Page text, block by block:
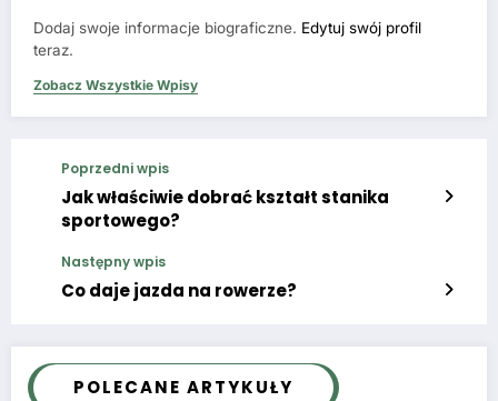
Dodaj swoje informacje biograficzne. Edytuj swój profil
teraz.
Zobacz Wszystkie Wpisy
Poprzedni wpis
Jak właściwie dobrać kształt stanika
sportowego?
Następny wpis
Co daje jazda na rowerze?
POLECANE ARTYKUŁY